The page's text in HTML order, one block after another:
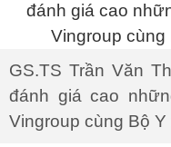
GS.TS Trần Văn
đánh giá cao
Vingroup cùng Bộ